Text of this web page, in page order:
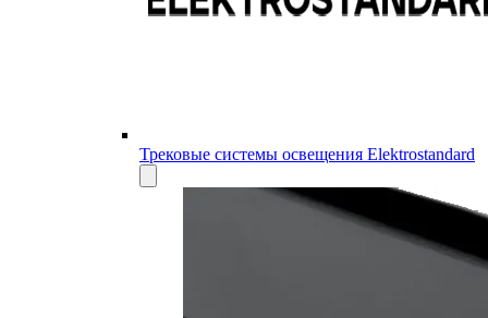
Трековые системы освещения Elektrostandard